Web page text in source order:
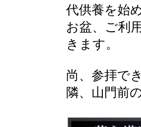
代供養を始
お盆、ご利
きます。
尚、参拝で
隣、山門前